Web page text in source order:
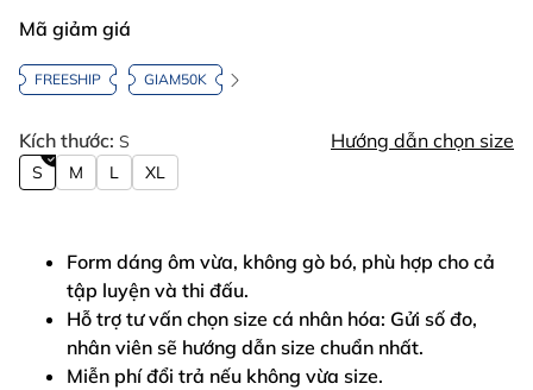
Mã giảm giá
FREESHIP GIAM50K
Kích thước: S Hướng dẫn chọn size
S M L XL
Form dáng ôm vừa, không gò bó, phù hợp cho cả
tập luyện và thi đấu.
Hỗ trợ tư vấn chọn size cá nhân hóa: Gửi số đo,
nhân viên sẽ hướng dẫn size chuẩn nhất.
Miễn phí đổi trả nếu không vừa size.